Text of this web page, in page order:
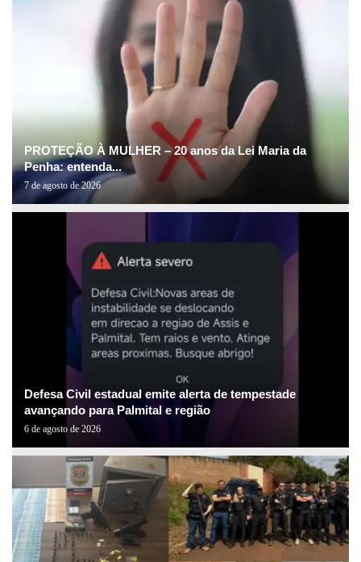
PROTEÇÃO À MULHER – 20 anos da Lei Maria da
Penha: entenda...
7 de agosto de 2026
Defesa Civil estadual emite alerta de tempestade
avançando para Palmital e região
6 de agosto de 2026